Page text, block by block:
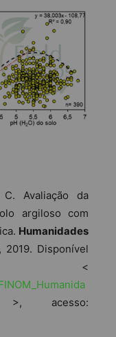
Avaliação da
argiloso com
Humanidades
2019. Disponível
<
acesso: